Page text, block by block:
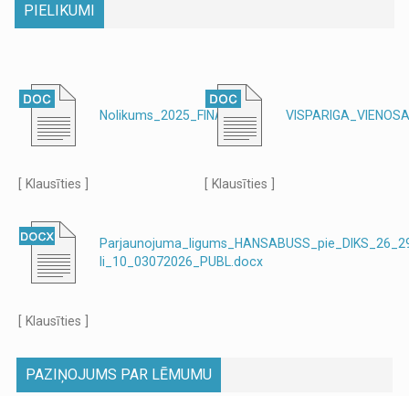
PIELIKUMI
Nolikums_2025_FINAL.doc
[ Klausīties ] [ Klausīties ]
li_10_03072026_PUBL.docx
[ Klausīties ]
PAZIŅOJUMS PAR LĒMUMU